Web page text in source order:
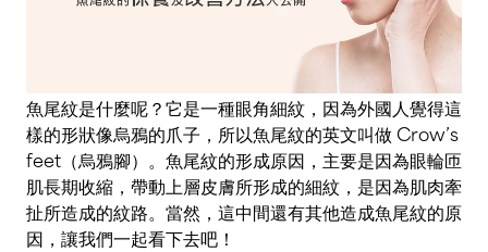
魚尾紋是什麼呢？它是一種眼角細紋，因為外國人覺得這
樣的形狀像烏鴉的爪子，所以魚尾紋的英文叫做 Crow’s
feet（烏鴉腳）。魚尾紋的形成原因，主要是因為眼輪匝
肌長期收縮，帶動上層皮膚所形成的細紋，是因為肌肉牽
扯所造成的紋路。當然，這中間還有其他造成魚尾紋的原
因，讓我們一起看下去吧！